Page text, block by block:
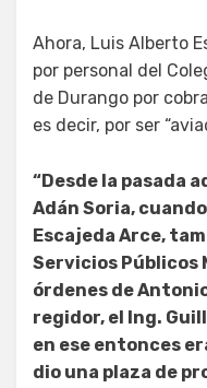
Ahora, Luis Alberto
por personal del
de Durango por
es decir, por ser
“Desde la pasada
Adán Soria,
Escajeda Arce,
Servicios Públicos
órdenes de
regidor, el Ing.
en ese entonces
dio una plaza de